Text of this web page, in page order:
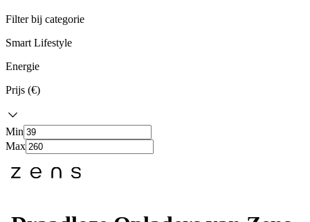
Filter bij categorie
Smart Lifestyle
Energie
Prijs (€)
Min
Max